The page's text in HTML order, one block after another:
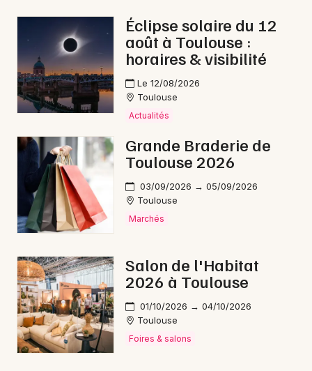
Éclipse solaire du 12
août à Toulouse :
horaires & visibilité
Le 12/08/2026
Toulouse
Actualités
Grande Braderie de
Toulouse 2026
03/09/2026 → 05/09/2026
Toulouse
Marchés
Salon de l'Habitat
2026 à Toulouse
01/10/2026 → 04/10/2026
Toulouse
Foires & salons